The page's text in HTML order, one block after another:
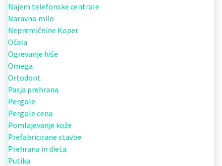
Najem telefonske centrale
Naravno milo
Nepremičnine Koper
Očala
Ogrevanje hiše
Omega
Ortodont
Pasja prehrana
Pergole
Pergole cena
Pomlajevanje kože
Prefabricirane stavbe
Prehrana in dieta
Putika